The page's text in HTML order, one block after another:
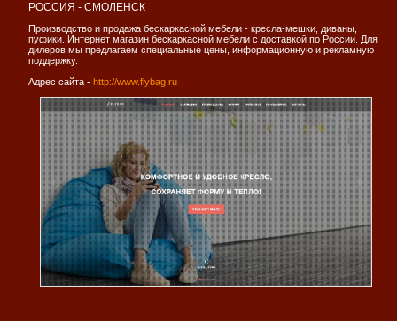
РОССИЯ - СМОЛЕНСК
Производство и продажа бескаркасной мебели - кресла-мешки, диваны,
пуфики. Интернет магазин бескаркасной мебели с доставкой по России. Для
дилеров мы предлагаем специальные цены, информационную и рекламную
поддержку.
Адрес сайта - http://www.flybag.ru